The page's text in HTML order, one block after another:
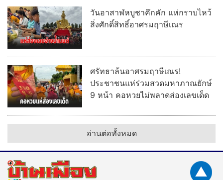
วันอาสาฬหบูชาคึกคัก แห่กราบไหว้
สิ่งศักดิ์สิทธิ์อาศรมฤาษีเณร
ศรัทธาล้นอาศรมฤาษีเณร!
ประชาชนแห่ร่วมสวดมหาภาณยักษ์
9 หน้า คอหวยไม่พลาดส่องเลขเด็ด
อ่านต่อทั้งหมด